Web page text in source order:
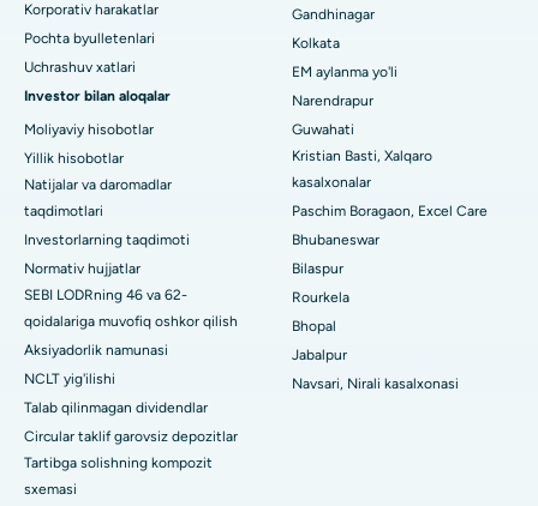
Arepally, Warangaldagi eng yaxshi shifoxona
Arera koloniyasidagi eng yaxshi kasalxona, Bhopal
Jayanagar, Bangalordagi eng yaxshi kasalxona
KK Nagar, Madurai shahridagi eng yaxshi shifoxona
Ramji Nagardagi eng yaxshi kasalxona, Nellore
19-sektordagi eng yaxshi shifoxona, Rourkela
Swargate, Pune shahridagi eng yaxshi shifoxona
Janubiy Dehlidagi eng yaxshi ayollar saraton kasalxonasi
Korporativ harakatlar
Pochta byulletenlari
Uchrashuv xatlari
Investor bilan aloqalar
Moliyaviy hisobotlar
Yillik hisobotlar
Natijalar va daromadlar
taqdimotlari
Investorlarning taqdimoti
Normativ hujjatlar
SEBI LODRning 46 va 62-
qoidalariga muvofiq oshkor qilish
Aksiyadorlik namunasi
NCLT yig'ilishi
Talab qilinmagan dividendlar
Circular taklif garovsiz depozitlar
Tartibga solishning kompozit
sxemasi
Gandhinagar
Kolkata
EM aylanma yo'li
Narendrapur
Guwahati
Kristian Basti, Xalqaro
kasalxonalar
Paschim Boragaon, Excel Care
Bhubaneswar
Bilaspur
Rourkela
Bhopal
Jabalpur
Navsari, Nirali kasalxonasi